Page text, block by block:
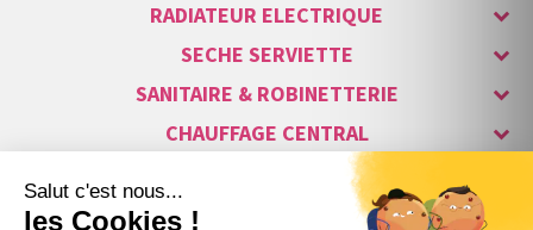
RADIATEUR ELECTRIQUE
SECHE SERVIETTE
SANITAIRE & ROBINETTERIE
CHAUFFAGE CENTRAL
ALARME & SÉCURITÉ
MAISON CONNECTÉE